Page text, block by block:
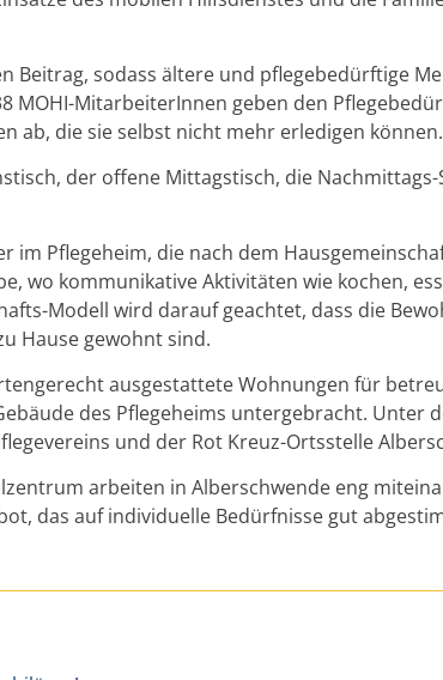
Beitrag, sodass ältere und pflegebedürftige
MOHI-MitarbeiterInnen geben den
ab, die sie selbst nicht mehr erledigen können.
der offene Mittagstisch, die
im Pflegeheim, die nach dem
wo kommunikative Aktivitäten wie kochen,
Modell wird darauf geachtet, dass die
Hause gewohnt sind.
ausgestattete Wohnungen für
des Pflegeheims untergebracht. Unter
und der Rot Kreuz-Ortsstelle
arbeiten in Alberschwende eng
das auf individuelle Bedürfnisse gut